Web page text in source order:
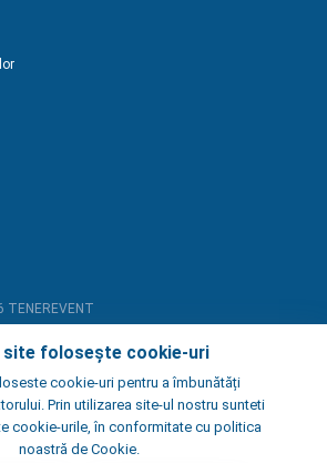
folosește cookie-uri
cookie-uri pentru a îmbunătăți
Prin utilizarea site-ul nostru sunteti
cookie-urile, în conformitate cu politica
noastră de Cookie.
TENEREVENT
Adaugă Eveniment
Adaugă Local